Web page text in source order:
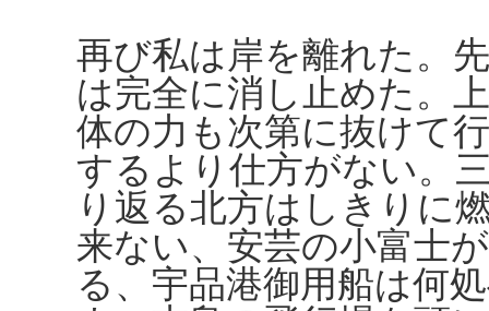
再び私は岸を離れた。
は完全に消し止めた。
体の力も次第に抜けて
するより仕方がない。
り返る北方はしきりに
来ない、安芸の小富士
る、宇品港御用船は何